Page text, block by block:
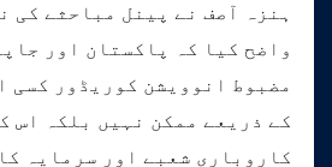
ہنزہ آصف نے پینل مباحثے کی
واضح کیا کہ پاکستان اور
مضبوط انوویشن کوریڈور کسی
کے ذریعے ممکن نہیں بلکہ اس
کاروباری شعبے اور سرمایہ